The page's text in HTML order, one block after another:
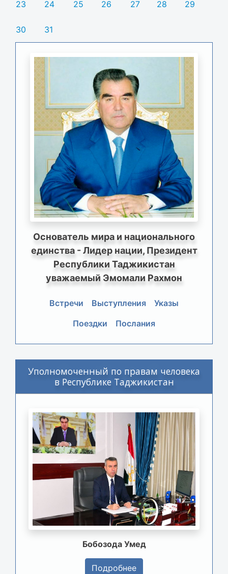
23 24 25 26 27 28 29
30 31
Основатель мира и национального
единства - Лидер нации, Президент
Республики Таджикистан
уважаемый Эмомали Рахмон
Встречи Выступления
Указы
Поездки
Послания
Уполномоченный по правам человека
в Республике Таджикистан
Бобозода Умед
Подробнее